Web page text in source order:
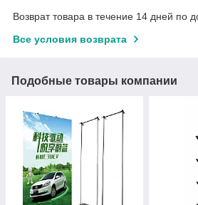
Возврат товара в течение 14 дней по
Все условия возврата
Подобные товары компании